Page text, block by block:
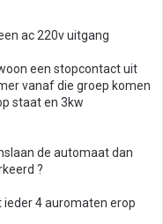
ac 220v uitgang
een stopcontact uit
vanaf die groep komen
staat en 3kw
de automaat dan
?
ieder 4 auromaten erop